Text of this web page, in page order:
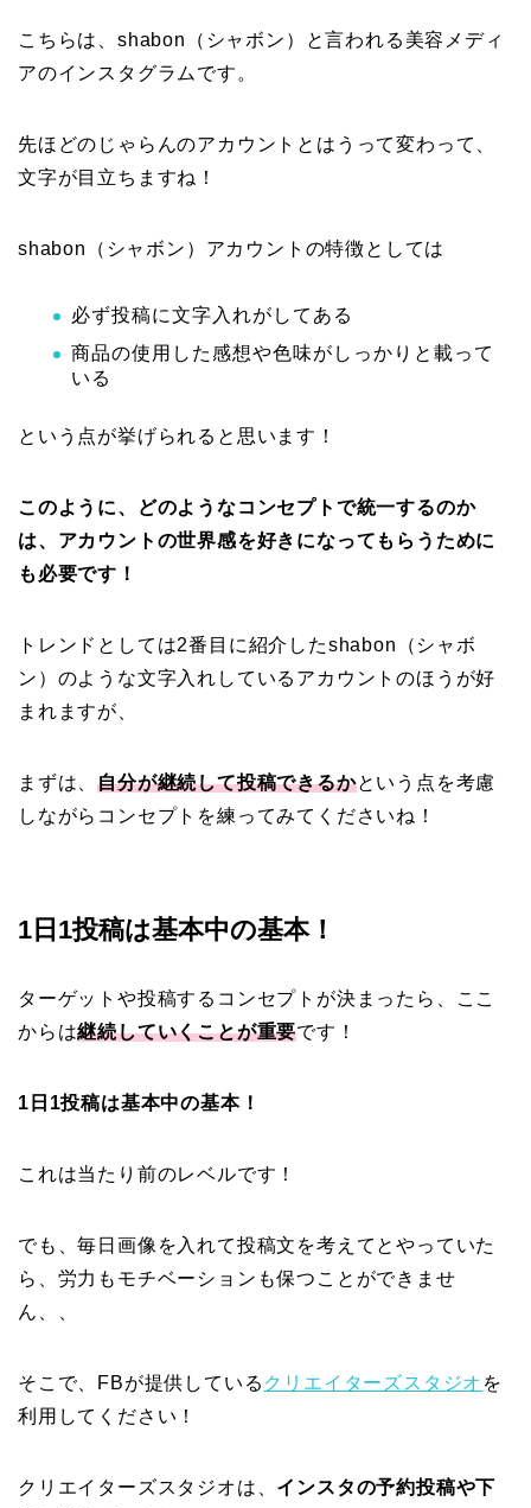
こちらは、shabon（シャボン）と言われる美容メディ
アのインスタグラムです。
先ほどのじゃらんのアカウントとはうって変わって、
文字が目立ちますね！
shabon（シャボン）アカウントの特徴としては
必ず投稿に文字入れがしてある
商品の使用した感想や色味がしっかりと載って
いる
という点が挙げられると思います！
このように、どのようなコンセプトで統一するのか
は、アカウントの世界感を好きになってもらうために
も必要です！
トレンドとしては2番目に紹介したshabon（シャボ
ン）のような文字入れしているアカウントのほうが好
まれますが、
まずは、自分が継続して投稿できるかという点を考慮
しながらコンセプトを練ってみてくださいね！
1日1投稿は基本中の基本！
ターゲットや投稿するコンセプトが決まったら、ここ
からは継続していくことが重要です！
1日1投稿は基本中の基本！
これは当たり前のレベルです！
でも、毎日画像を入れて投稿文を考えてとやっていた
ら、労力もモチベーションも保つことができませ
ん、、
そこで、FBが提供している クリエイターズスタジオ を
利用してください！
クリエイターズスタジオは、 インスタの予約投稿や下